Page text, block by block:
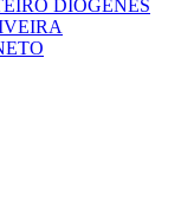
DIOGENES